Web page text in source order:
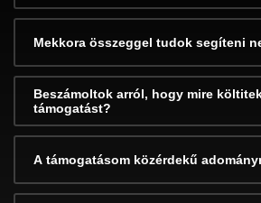
Mekkora összeggel tudok segíteni
Beszámoltok arról, hogy mire
támogatást?
A támogatásom közérdekű